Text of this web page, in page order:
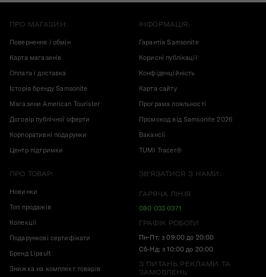
ПРО МАГАЗИН:
Повернення і обмін
Карта магазинів
Оплата і доставка
Історія бренду Samsonite
Магазини American Tourister
Договір публічної оферти
Корпоративні подарунки
Центр підтримки
ІНФОРМАЦІЯ:
Гарантія Samsonite
Корисні публікації
Конфіденційність
Карта сайту
Програма лояльності
Промокод від Samsonite 2026
Вакансії
TUMI Tracer®
ПРО ТОВАР:
Новинки
Топ продажів
Колекції
Подарункові сертифікати
Бренд Lipault
Знижка на комплект товарів
ЗВ'ЯЗАТИСЯ З НАМИ:
ГАРЯЧА ЛІНІЯ
080 033 0371
ГРАФІК РОБОТИ
Пн-Пт: з 09:00 до 20:00
Сб-Нд: з 10:00 до 20:00
З ПИТАНЬ РЕКЛАМИ ТА
ЗАМОВЛЕНЬ